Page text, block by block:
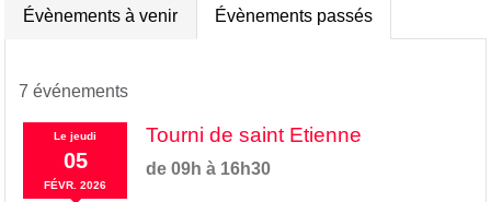
Évènements à venir Évènements passés
7 événements
Lejeudi
05
FÉVR. 2026
Tourni de saint Etienne
de 09h à 16h30